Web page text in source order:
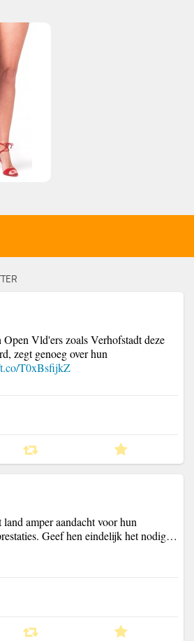
Vld'ers zoals Verhofstadt deze
zegt genoeg over hun
T0xBsfijkZ
amper aandacht voor hun
Geef hen eindelijk het nodig…